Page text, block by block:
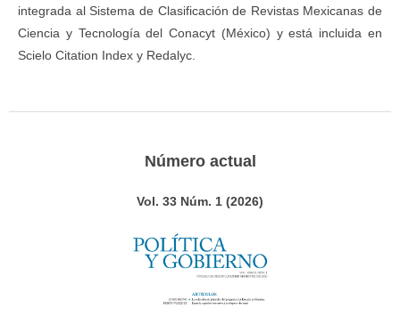
integrada al Sistema de Clasificación de Revistas Mexicanas de
Ciencia y Tecnología del Conacyt (México) y está incluida en
Scielo Citation Index y Redalyc.
Número actual
Vol. 33 Núm. 1 (2026)